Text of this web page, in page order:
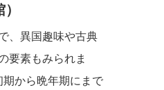
、異国趣味や古典
要素もみられま
から晩年期にまで